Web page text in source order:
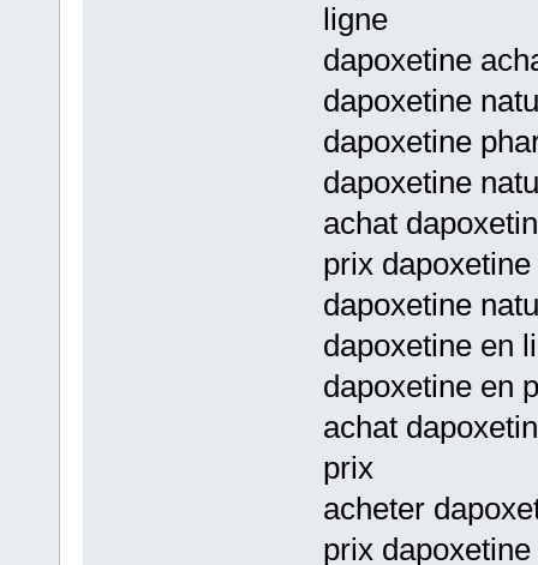
ligne
dapoxetine
dapoxetine
dapoxetine
dapoxetine
achat
prix
dapoxetine
dapoxetine en
dapoxetine en
achat
prix
acheter
prix